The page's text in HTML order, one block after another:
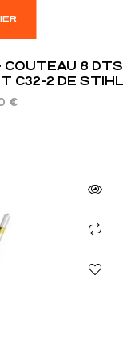
COUTEAU 8 DTS
C32-2 DE STIHL
€